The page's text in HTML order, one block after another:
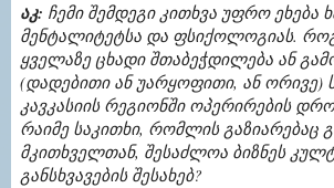
აკ: ჩემი შემდეგი კითხვა უფრო ეხება
მენტალიტეტსა და ფსიქოლოგიას.
ყველაზე ცხადი შთაბეჭდილება ან
(დადებითი ან უარყოფითი, ან ორივე)
კავკასიის რეგიონში ოპერირების
რაიმე საკითხი, რომლის გაზიარებაც
მკითხველთან, შესაძლოა ბიზნეს
განსხვავების შესახებ?